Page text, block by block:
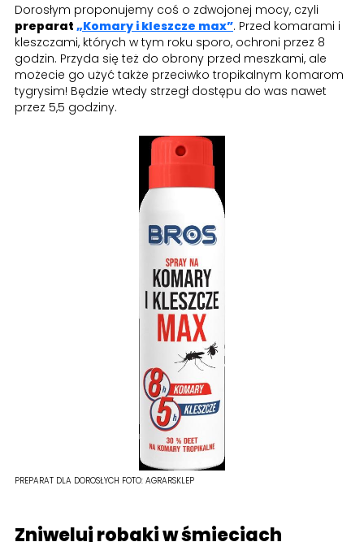
Dorosłym proponujemy coś o zdwojonej mocy, czyli
preparat „Komary i kleszcze max”. Przed komarami i
kleszczami, których w tym roku sporo, ochroni przez 8
godzin. Przyda się też do obrony przed meszkami, ale
możecie go użyć także przeciwko tropikalnym komarom
tygrysim! Będzie wtedy strzegł dostępu do was nawet
przez 5,5 godziny.
PREPARAT DLA DOROSŁYCH FOTO: AGRARSKLEP
Zniweluj robaki w śmieciach